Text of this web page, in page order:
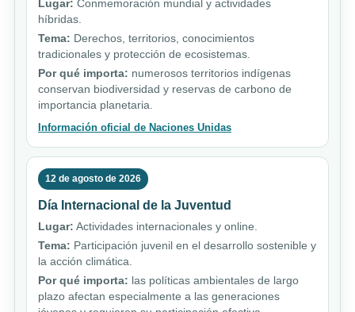
Lugar: Conmemoración mundial y actividades
híbridas.
Tema: Derechos, territorios, conocimientos
tradicionales y protección de ecosistemas.
Por qué importa: numerosos territorios indígenas
conservan biodiversidad y reservas de carbono de
importancia planetaria.
Información oficial de Naciones Unidas
12 de agosto de 2026
Día Internacional de la Juventud
Lugar: Actividades internacionales y online.
Tema: Participación juvenil en el desarrollo sostenible y
la acción climática.
Por qué importa: las políticas ambientales de largo
plazo afectan especialmente a las generaciones